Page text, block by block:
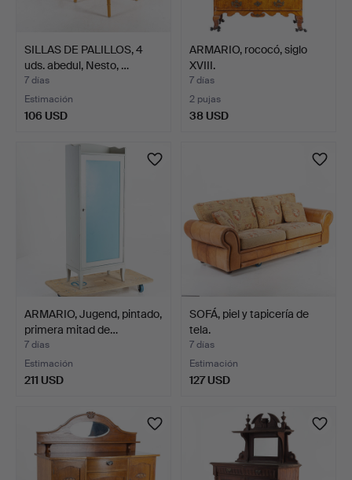
SILLAS DE PALILLOS, 4
uds. abedul, Nesto, …
7 días
Estimación
106 USD
ARMARIO, rococó, siglo
XVIII.
7 días
2 pujas
38 USD
ARMARIO, Jugend, pintado,
primera mitad de…
7 días
Estimación
211 USD
SOFÁ, piel y tapicería de
tela.
7 días
Estimación
127 USD